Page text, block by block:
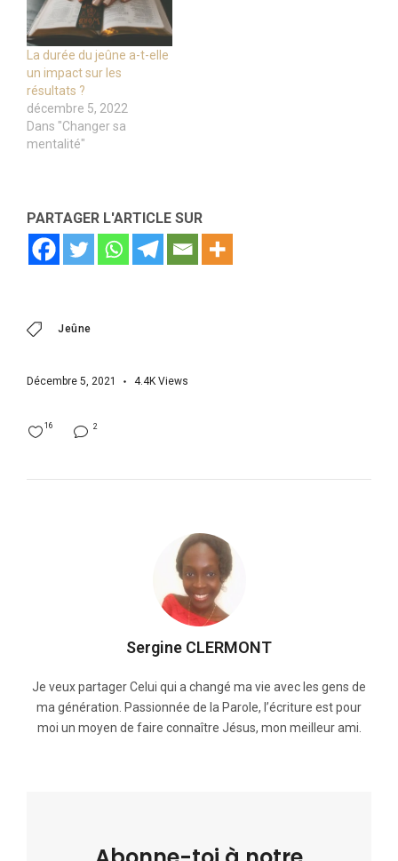
La durée du jeûne a-t-elle
un impact sur les
résultats ?
décembre 5, 2022
Dans "Changer sa
mentalité"
PARTAGER L'ARTICLE SUR
Jeûne
Décembre 5, 2021 4.4K Views
2
16
Sergine CLERMONT
Je veux partager Celui qui a changé ma vie avec les gens de
ma génération. Passionnée de la Parole, l’écriture est pour
moi un moyen de faire connaître Jésus, mon meilleur ami.